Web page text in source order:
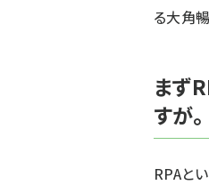
る大角
まず
すが。
RPAと